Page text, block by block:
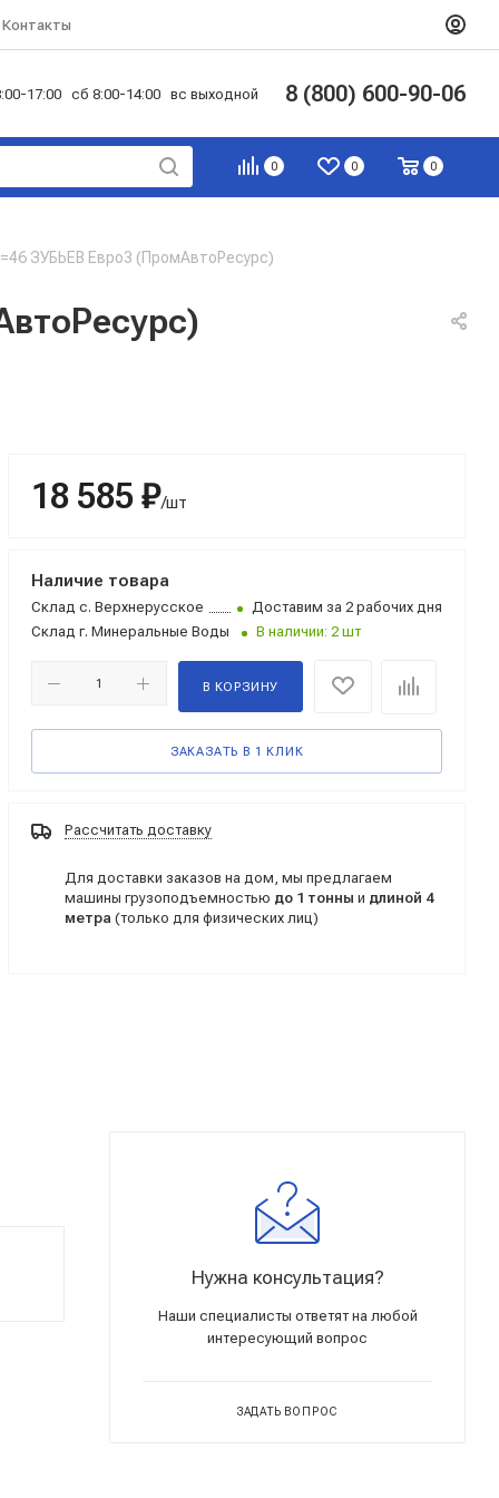
Контакты
17:00 сб 8:00-14:00 вс выходной 8 (800) 600-90-06
0 0 0
ЗУБЬЕВ Евро3 (ПромАвтоРесурс)
18 585 ₽/шт
Наличие товара
Склад с. Верхнерусское
Доставим за 2 рабочих дня
Склад г. Минеральные Воды В наличии: 2 шт
В КОРЗИНУ
ЗАКАЗАТЬ В 1 КЛИК
Рассчитать доставку
Для доставки заказов на дом, мы предлагаем
машины грузоподъемностью до 1 тонны и длиной 4
метра (только для физических лиц)
Нужна консультация?
Наши специалисты ответят на любой
интересующий вопрос
ЗАДАТЬ ВОПРОС